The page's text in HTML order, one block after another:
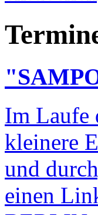
Im Laufe
kleinere
und
einen